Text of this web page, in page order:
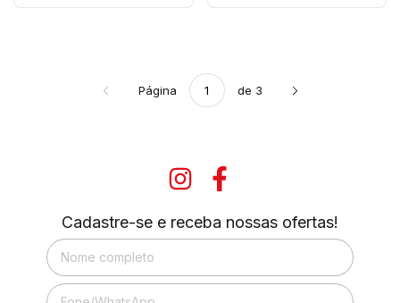
Página de 3
Cadastre-se e receba nossas ofertas!